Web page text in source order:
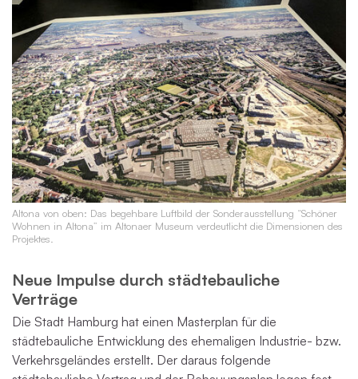
Altona von oben: Das begehbare Luftbild der Sonderausstellung “Schöner
Wohnen in Altona” im Altonaer Museum verdeutlicht die Dimensionen des
Projektes.
Neue Impulse durch städtebauliche
Verträge
Die Stadt Hamburg hat einen Masterplan für die
städtebauliche Entwicklung des ehemaligen Industrie- bzw.
Verkehrsgeländes erstellt. Der daraus folgende